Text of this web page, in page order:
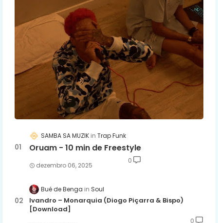
SAMBA SA MUZIK Trap Funk
Oruam - 10 min de Freestyle
dezembro 06, 2025
0
Bué de Benga Soul
Ivandro – Monarquia (Diogo Piçarra & Bispo)
[Download]
0